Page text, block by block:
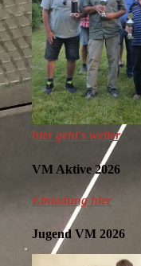
hier geht's weiter
VM Aktive 2026
Einladung hier
Jugend VM 2026